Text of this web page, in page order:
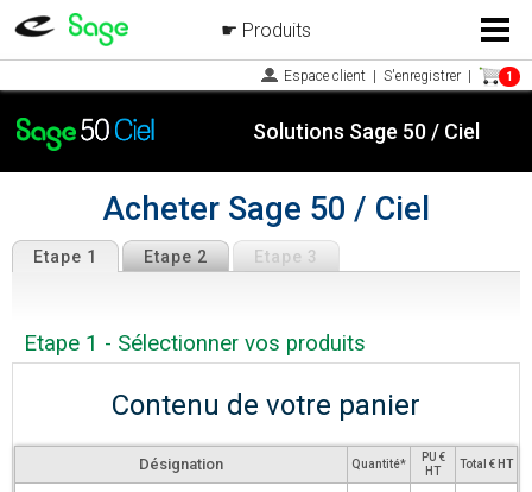
Menu
Espace client S'enregistrer 1
Solutions Sage 50 / Ciel
Acheter Sage 50 / Ciel
Produits
Etape 1 Etape 2 Etape 3
Etape 1 - Sélectionner vos produits
Contenu de votre panier
Désignation Quantité*
PU €
HT
Total € HT